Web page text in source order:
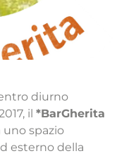
diurno
il *BarGherita
spazio
esterno della